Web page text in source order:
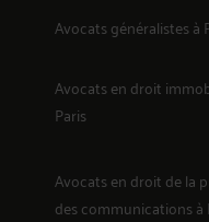
Avocats généralistes à
Avocats en droit
Paris
Avocats en droit de la
des communicationsà